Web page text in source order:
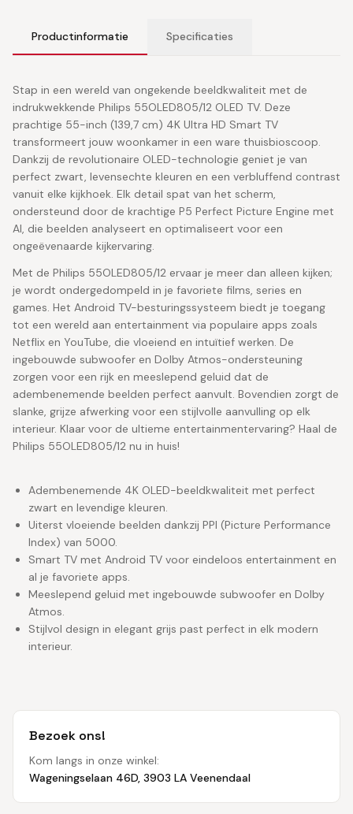
Productinformatie Specificaties
Stap in een wereld van ongekende beeldkwaliteit met de
indrukwekkende Philips 55OLED805/12 OLED TV. Deze
prachtige 55-inch (139,7 cm) 4K Ultra HD Smart TV
transformeert jouw woonkamer in een ware thuisbioscoop.
Dankzij de revolutionaire OLED-technologie geniet je van
perfect zwart, levensechte kleuren en een verbluffend contrast
vanuit elke kijkhoek. Elk detail spat van het scherm,
ondersteund door de krachtige P5 Perfect Picture Engine met
AI, die beelden analyseert en optimaliseert voor een
ongeëvenaarde kijkervaring.
Met de Philips 55OLED805/12 ervaar je meer dan alleen kijken;
je wordt ondergedompeld in je favoriete films, series en
games. Het Android TV-besturingssysteem biedt je toegang
tot een wereld aan entertainment via populaire apps zoals
Netflix en YouTube, die vloeiend en intuïtief werken. De
ingebouwde subwoofer en Dolby Atmos-ondersteuning
zorgen voor een rijk en meeslepend geluid dat de
adembenemende beelden perfect aanvult. Bovendien zorgt de
slanke, grijze afwerking voor een stijlvolle aanvulling op elk
interieur. Klaar voor de ultieme entertainmentervaring? Haal de
Philips 55OLED805/12 nu in huis!
Adembenemende 4K OLED-beeldkwaliteit met perfect
zwart en levendige kleuren.
Uiterst vloeiende beelden dankzij PPI (Picture Performance
Index) van 5000.
Smart TV met Android TV voor eindeloos entertainment en
al je favoriete apps.
Meeslepend geluid met ingebouwde subwoofer en Dolby
Atmos.
Stijlvol design in elegant grijs past perfect in elk modern
interieur.
Bezoek ons!
Kom langs in onze winkel:
Wageningselaan 46D, 3903 LA Veenendaal